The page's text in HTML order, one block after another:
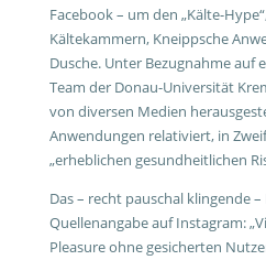
Facebook – um den „Kälte-
Kältekammern, Kneippsche
Dusche. Unter Bezugnahme auf
Team der Donau-Universität
von diversen Medien
Anwendungen relativiert, in
„erheblichen gesundheitlichen
Das – recht pauschal klingende –
Quellenangabe auf Instagram:
Pleasure ohne gesicherten